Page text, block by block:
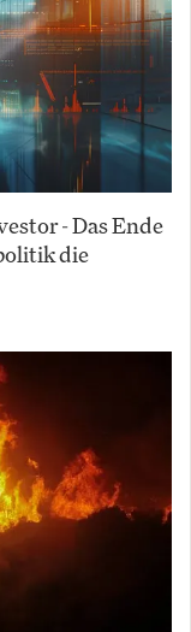
- Das Ende
die